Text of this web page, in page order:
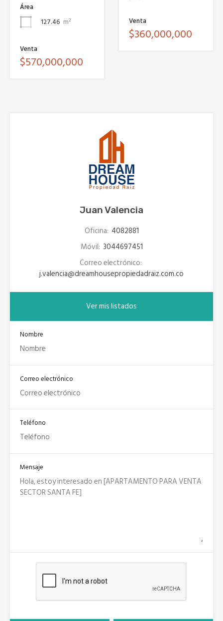
Área
127.46 m²
Venta
$570,000,000
Venta
$360,000,000
Juan Valencia
Oficina: 4082881
Móvil: 3044697451
Correo electrónico:
j.valencia@dreamhousepropiedadraiz.com.co
Ver mis listados
Nombre
Correo electrónico
Teléfono
Mensaje